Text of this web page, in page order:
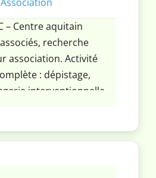
– Centre aquitain
recherche
association. Activité
: dépistage,
interventionnelle.
?